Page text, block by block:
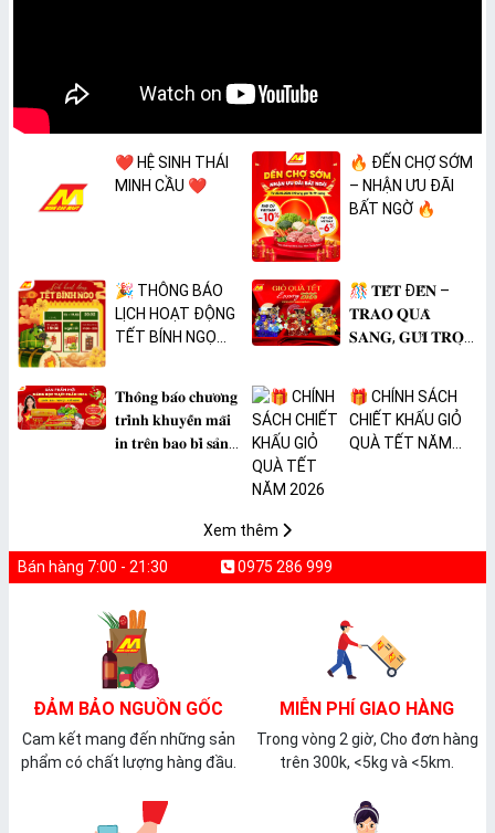
❤️ HỆ SINH THÁI
MINH CẦU ❤️
🔥 ĐẾN CHỢ SỚM
– NHẬN ƯU ĐÃI
BẤT NGỜ 🔥
🎉 THÔNG BÁO
LỊCH HOẠT ĐỘNG
TẾT BÍNH NGỌ
🎊 𝐓𝐄̂́𝐓 Đ𝐄̂́𝐍 –
𝐓𝐑𝐀𝐎 𝐐𝐔𝐀̀
𝐒𝐀𝐍𝐆, 𝐆𝐔̛̉𝐈 𝐓𝐑𝐎̣𝐍
𝐓𝐡𝐨̂𝐧𝐠 𝐛𝐚́𝐨 𝐜𝐡𝐮̛𝐨̛𝐧𝐠
𝐭𝐫𝐢̀𝐧𝐡 𝐤𝐡𝐮𝐲𝐞̂́𝐧 𝐦𝐚̃𝐢
𝐢𝐧 𝐭𝐫𝐞̂𝐧 𝐛𝐚𝐨 𝐛𝐢̀ 𝐬𝐚̉𝐧
🎁 CHÍNH SÁCH
CHIẾT KHẤU GIỎ
QUÀ TẾT NĂM
Xem thêm
Bán hàng 7:00 - 21:30 0975 286 999
ĐẢM BẢO NGUỒN GỐC
Cam kết mang đến những sản
phẩm có chất lượng hàng đầu.
MIỄN PHÍ GIAO HÀNG
Trong vòng 2 giờ, Cho đơn hàng
trên 300k, <5kg và <5km.